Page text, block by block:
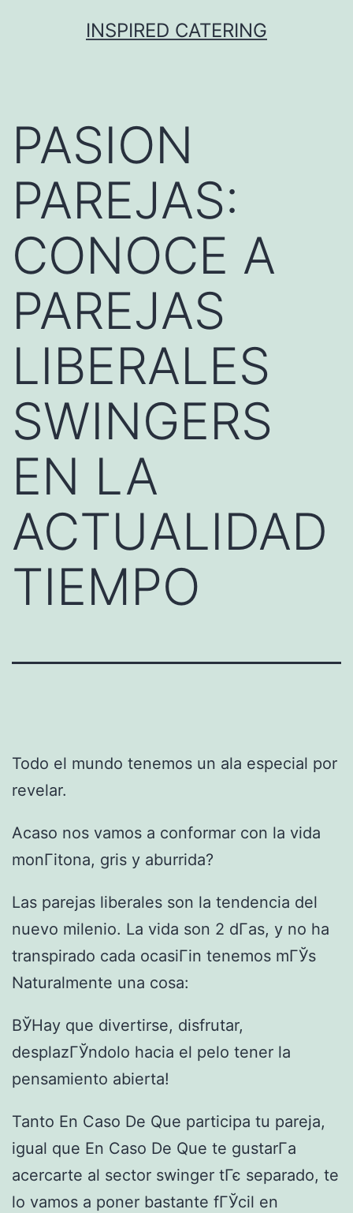
INSPIRED CATERING
PASION
PAREJAS:
CONOCE A
PAREJAS
LIBERALES
SWINGERS
EN LA
ACTUALIDAD
TIEMPO
Todo el mundo tenemos un ala especial por
revelar.
Acaso nos vamos a conformar con la vida
monГіtona, gris y aburrida?
Las parejas liberales son la tendencia del
nuevo milenio. La vida son 2 dГ­as, y no ha
transpirado cada ocasiГіn tenemos mГЎs
Naturalmente una cosa:
ВЎHay que divertirse, disfrutar,
desplazГЎndolo hacia el pelo tener la
pensamiento abierta!
Tanto En Caso De Que participa tu pareja,
igual que En Caso De Que te gustarГ­a
acercarte al sector swinger tГє separado, te
lo vamos a poner bastante fГЎcil en